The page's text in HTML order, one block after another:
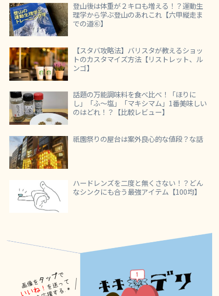
登山後は体重が２キロも増える！？運動生
理学から学ぶ登山のあれこれ【六甲縦走ま
での道⑥】
【スタバ攻略法】バリスタが教えるショッ
トのカスタマイズ方法【リストレット、ル
ンゴ】
話題の万能調味料を食べ比べ！「ほりに
し」「ふ～塩」「マキシマム」1番美味しい
のはどれ！？【比較レビュー】
祇園祭りの屋台は案外良心的な値段？な話
ハードレンズを二度と無くさない！？どん
なシンクにも合う最強アイテム【100均】